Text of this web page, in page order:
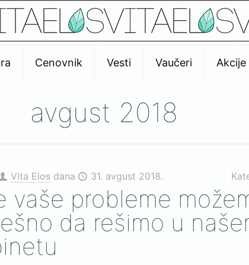
Cenovnik Vesti Vaučeri Akcije
avgust 2018
Vita Elos dana 31. avgust 2018.
vaše probleme
da rešimo u